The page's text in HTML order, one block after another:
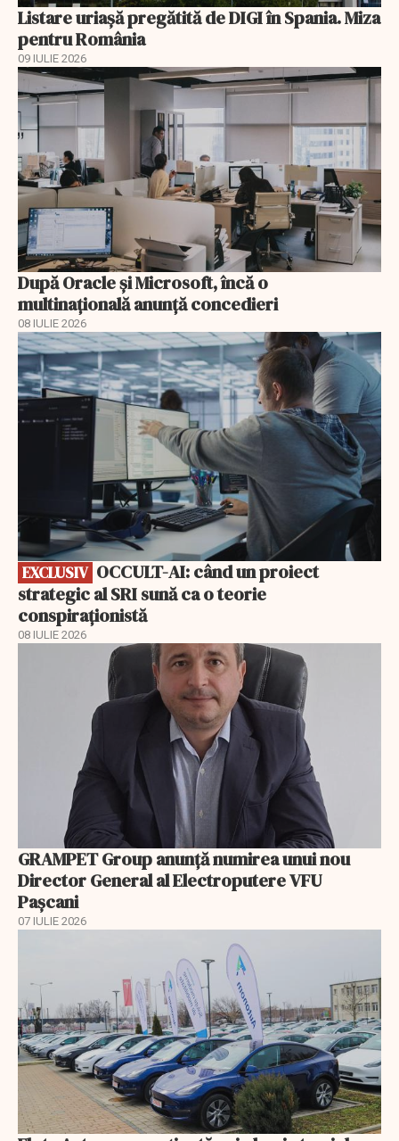
Listare uriașă pregătită de DIGI în Spania. Miza
pentru România
09 IULIE 2026
După Oracle şi Microsoft, încă o
multinaţională anunţă concedieri
08 IULIE 2026
EXCLUSIV
EXCLUSIV
strategic al SRI sună ca o teorie
conspiraționistă
08 IULIE 2026
GRAMPET Group anunță numirea unui nou
Director General al Electroputere VFU
Pașcani
07 IULIE 2026